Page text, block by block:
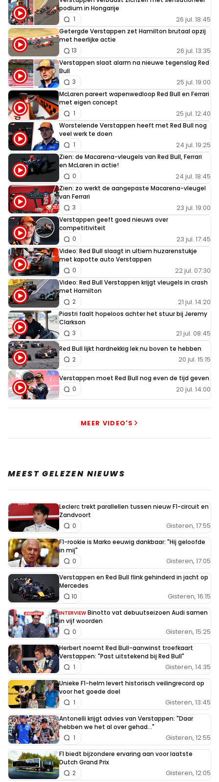
NEPPATSREV
9 maart 2020 10:22
Simpel feit uit dit artikel is: Max had Jos. en daar kunnen
we ook niet omheen. Want Jos wasnog beter na zijn F1
carrière, dan tijdens zijn F1 loopbaan. Ik wil niet weten
hoe Max is opgevoed, want dat zal niet zacht geweest
zijn, maar hij is wel de beste F1 coureur ter wereld.
Meepraten? Dat kan! Je hoeft je alleen maar aan te
melden met een RN365-account.
INLOGGEN
podium in Hongarije
26 jul. 18:45
1
Getergde Verstappen zet Hamilton brutaal opzij
met heerlijke actie
26 jul. 13:35
13
Verstappen slaat alarm na nieuwe tegenslag Red
Bull
25 jul. 19:00
3
McLaren pareert wapenwedloop Red Bull en Ferrari
met eigen concept
25 jul. 12:40
1
Worstelende Verstappen heeft met Red Bull nog
veel werk te doen
24 jul. 19:25
1
Zien: de Macarena-vleugels van Red Bull, Ferrari
en McLaren in actie!
24 jul. 18:45
0
Zien: zo werkt de aangepaste Macarena-vleugel
van Ferrari
23 jul. 19:00
3
Verstappen geeft goed nieuws over
competitiviteit
23 jul. 17:45
0
Video: Red Bull slaagt in ultiem huzarenstukje
met kapotte auto Verstappen
22 jul. 07:30
0
Video: Red Bull Verstappen krijgt vleugels in crash
met Hamilton
21 jul. 14:20
2
Piastri faalt hopeloos achter het stuur bij Jeremy
Clarkson
21 jul. 08:45
3
Red Bull lijkt hardnekkig lek nu boven te hebben
20 jul. 15:15
2
Verstappen moet Red Bull nog even de tijd geven
20 jul. 14:00
0
MEER VIDEO'S
MEEST GELEZEN NIEUWS
Leclerc trekt parallellen tussen nieuw F1-circuit en
Zandvoort
Gisteren, 17:55
0
F1-rookie is Marko eeuwig dankbaar: "Hij geloofde
in mij"
Gisteren, 17:05
0
Verstappen en Red Bull flink gehinderd in jacht op
Mercedes
Gisteren, 16:15
10
INTERVIEW Binotto vat debuutseizoen Audi samen
in vijf woorden
Gisteren, 15:25
0
Herbert noemt Red Bull-aanwinst troefkaart
Verstappen: "Past uitstekend bij Red Bull"
Gisteren, 14:35
1
Unieke F1-helm levert historisch veilingrecord op
voor het goede doel
Gisteren, 13:45
1
Antonelli krijgt advies van Verstappen: "Daar
hebben we het al over gehad..."
Gisteren, 12:55
1
F1 biedt bijzondere ervaring aan voor laatste
Dutch Grand Prix
Gisteren, 12:05
2